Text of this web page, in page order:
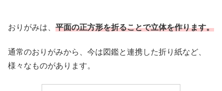
おりがみは、 平面の正方形を折ることで立体を作ります。
通常のおりがみから、今は図鑑と連携した折り紙など、
様々なものがあります。